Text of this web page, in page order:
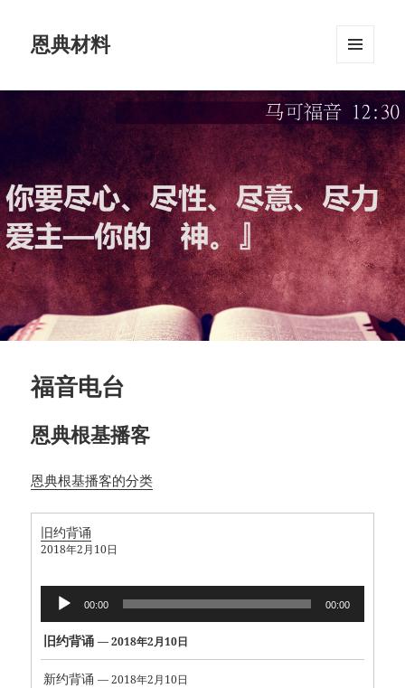
恩典材料
挂件
福音电台
恩典根基播客
恩典根基播客的分类
旧约背诵
2018年2月10日
播
器
00:00 00:00
旧约背诵 — 2018年2月10日
新约背诵 — 2018年2月10日